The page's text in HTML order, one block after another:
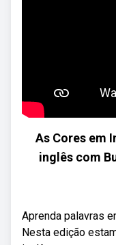
As Cores em
inglês com
Aprenda palavras
Nesta edição